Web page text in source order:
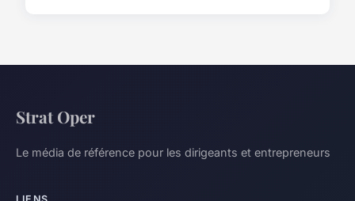
Strat Oper
Le média de référence pour les dirigeants et entrepreneurs